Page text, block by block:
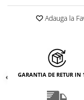
Adauga la
GARANTIA DE RETUR IN